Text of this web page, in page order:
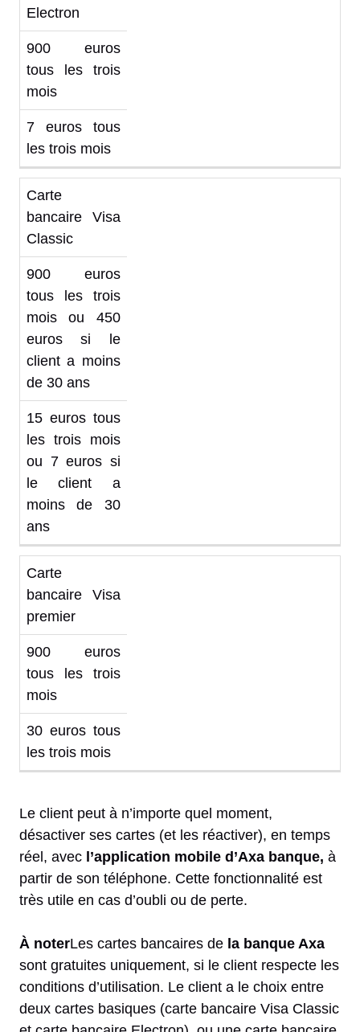
Electron
900 euros
tous les trois
mois
7 euros tous
les trois mois
Carte
bancaire Visa
Classic
900 euros
tous les trois
mois ou 450
euros si le
client a moins
de 30 ans
15 euros tous
les trois mois
ou 7 euros si
le client a
moins de 30
ans
Carte
bancaire Visa
premier
900 euros
tous les trois
mois
30 euros tous
les trois mois
Le client peut à n’importe quel moment,
désactiver ses cartes (et les réactiver), en temps
réel, avec l’application mobile d’Axa banque, à
partir de son téléphone. Cette fonctionnalité est
très utile en cas d’oubli ou de perte.
À noterLes cartes bancaires de la banque Axa
sont gratuites uniquement, si le client respecte les
conditions d’utilisation. Le client a le choix entre
deux cartes basiques (carte bancaire Visa Classic